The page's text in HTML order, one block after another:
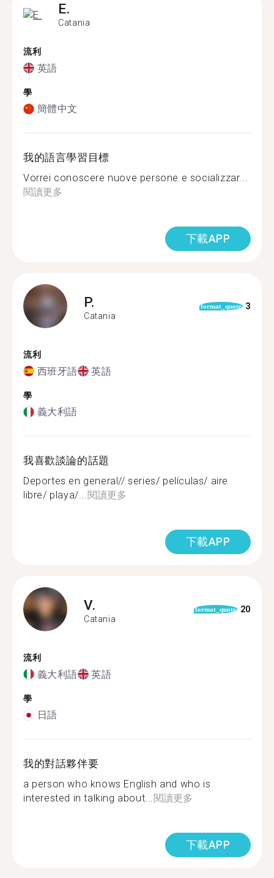
E.
Catania
流利
英語
學
簡體中文
我的語言學習目標
Vorrei conoscere nuove persone e socializzar...
閱讀更多
下載APP
P.
Catania
format_quote 3
流利
西班牙語 英語
學
義大利語
我喜歡談論的話題
Deportes en general// series/ películas/ aire
libre/ playa/...閱讀更多
下載APP
V.
Catania
format_quote 20
流利
義大利語 英語
學
日語
我的對話夥伴要
a person who knows English and who is
interested in talking about...閱讀更多
下載APP